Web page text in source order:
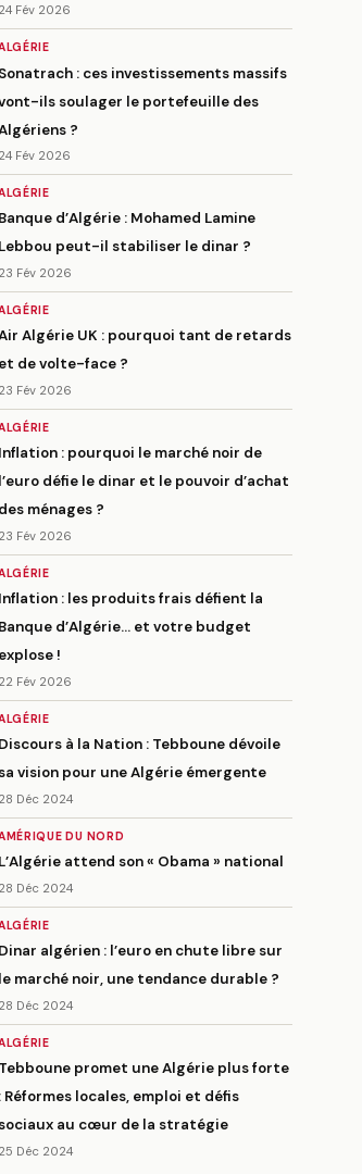
24 Fév 2026
Sonatrach : ces investissements massifs
ils soulager le portefeuille des
?
24 Fév 2026
Banque d’Algérie : Mohamed Lamine
Lebbou peut-il stabiliser le dinar ?
23 Fév 2026
Algérie UK : pourquoi tant de retards
et de volte-face ?
23 Fév 2026
Inflation : pourquoi le marché noir de
l’euro défie le dinar et le pouvoir d’achat
des ménages ?
23 Fév 2026
Inflation : les produits frais défient la
Banque d’Algérie… et votre budget
explose !
22 Fév 2026
Discours à la Nation : Tebboune dévoile
sa vision pour une Algérie émergente
28 Déc 2024
DU NORD
L’Algérie attend son « Obama » national
28 Déc 2024
Dinar algérien : l’euro en chute libre sur
le marché noir, une tendance durable ?
28 Déc 2024
Tebboune promet une Algérie plus forte
: Réformes locales, emploi et défis
sociaux au cœur de la stratégie
25 Déc 2024